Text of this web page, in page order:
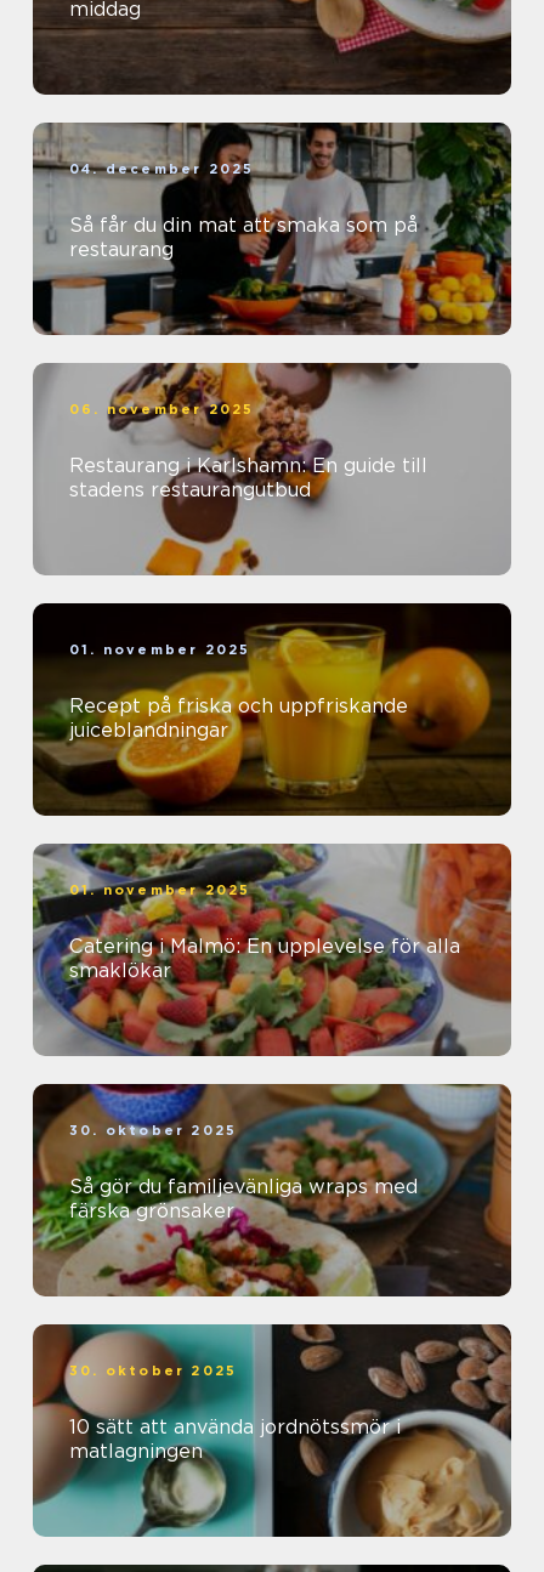
middag
04. december 2025
Så får du din mat att smaka som på
restaurang
06. november 2025
Restaurang i Karlshamn: En guide till
stadens restaurangutbud
01. november 2025
Recept på friska och uppfriskande
juiceblandningar
01. november 2025
Catering i Malmö: En upplevelse för alla
smaklökar
30. oktober 2025
Så gör du familjevänliga wraps med
färska grönsaker
30. oktober 2025
10 sätt att använda jordnötssmör i
matlagningen